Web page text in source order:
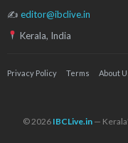
✍ editor@ibclive.in
Kerala, India
Privacy Policy Terms About
© 2026 IBCLive.in—